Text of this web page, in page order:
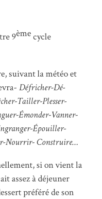
9èmecycle
suivant la météo et
Défricher-Dé-
-Tailler-Plesser-
Émonder-Vanner-
Épouiller-
Nourrir- Construire…
si on vient la
assez à déjeuner
préféré de son